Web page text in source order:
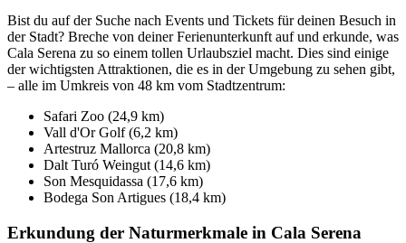
Bist du auf der Suche nach Events und Tickets für deinen Besuch in
der Stadt? Breche von deiner Ferienunterkunft auf und erkunde, was
Cala Serena zu so einem tollen Urlaubsziel macht. Dies sind einige
der wichtigsten Attraktionen, die es in der Umgebung zu sehen gibt,
– alle im Umkreis von 48 km vom Stadtzentrum:
Safari Zoo (24,9 km)
Vall d'Or Golf (6,2 km)
Artestruz Mallorca (20,8 km)
Dalt Turó Weingut (14,6 km)
Son Mesquidassa (17,6 km)
Bodega Son Artigues (18,4 km)
Erkundung der Naturmerkmale in Cala Serena